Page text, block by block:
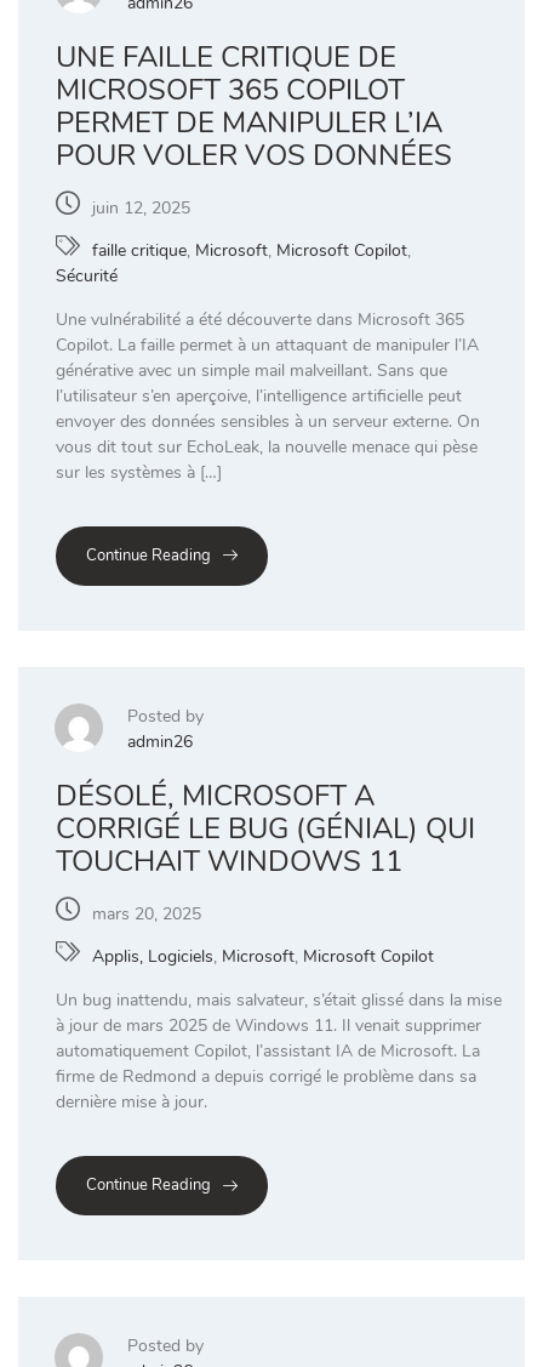
UNE FAILLE CRITIQUE DE
MICROSOFT 365 COPILOT
PERMET DE MANIPULER L’IA
POUR VOLER VOS DONNÉES
juin 12, 2025
faille critique, Microsoft, Microsoft Copilot,
Sécurité
Une vulnérabilité a été découverte dans Microsoft 365
Copilot. La faille permet à un attaquant de manipuler l’IA
générative avec un simple mail malveillant. Sans que
l’utilisateur s’en aperçoive, l’intelligence artificielle peut
envoyer des données sensibles à un serveur externe. On
vous dit tout sur EchoLeak, la nouvelle menace qui pèse
sur les systèmes à […]
Continue Reading
Posted by
admin26
DÉSOLÉ, MICROSOFT A
CORRIGÉ LE BUG (GÉNIAL) QUI
TOUCHAIT WINDOWS 11
mars 20, 2025
Applis, Logiciels, Microsoft, Microsoft Copilot
Un bug inattendu, mais salvateur, s’était glissé dans la mise
à jour de mars 2025 de Windows 11. Il venait supprimer
automatiquement Copilot, l’assistant IA de Microsoft. La
firme de Redmond a depuis corrigé le problème dans sa
dernière mise à jour.
Continue Reading
Posted by